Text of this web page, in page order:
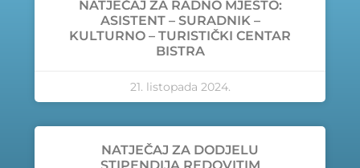
NATJEČAJ ZA RADNO MJESTO:
ASISTENT – SURADNIK –
KULTURNO – TURISTIČKI CENTAR
BISTRA
21. listopada 2024.
NATJEČAJ ZA DODJELU